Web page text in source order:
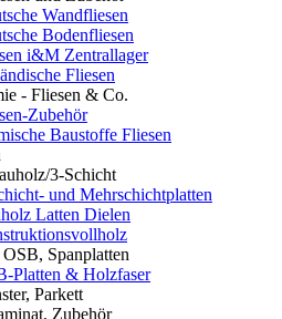
Wandfliesen
Bodenfliesen
i&M Zentrallager
Fliesen
- Fliesen & Co.
Zubehör
Baustoffe Fliesen
3-Schicht
und Mehrschichtplatten
Latten Dielen
Spanplatten
Platten & Holzfaser
Parkett
Zubehör